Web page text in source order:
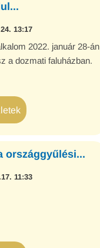
13:17
2022. január 28-án
a dozmati faluházban.
országgyűlési...
11:33